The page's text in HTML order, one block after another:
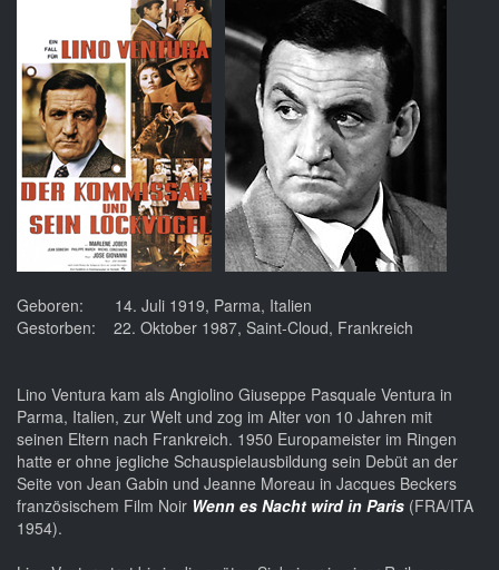
Geboren: 14. Juli 1919, Parma, Italien
Gestorben: 22. Oktober 1987, Saint-Cloud, Frankreich
Lino Ventura kam als Angiolino Giuseppe Pasquale Ventura in
Parma, Italien, zur Welt und zog im Alter von 10 Jahren mit
seinen Eltern nach Frankreich. 1950 Europameister im Ringen
hatte er ohne jegliche Schauspielausbildung sein Debüt an der
Seite von Jean Gabin und Jeanne Moreau in Jacques Beckers
französischem Film Noir Wenn es Nacht wird in Paris (FRA/ITA
1954).